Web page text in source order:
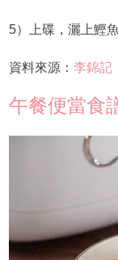
5）上碟，灑上鰹
資料來源： 李錦記
午餐便當食